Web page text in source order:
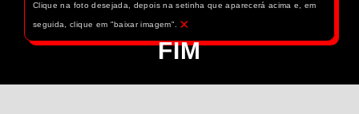
Clique na foto desejada, depois na setinha que aparecerá acima e, em
seguida, clique em "baixar imagem". ×
FIM